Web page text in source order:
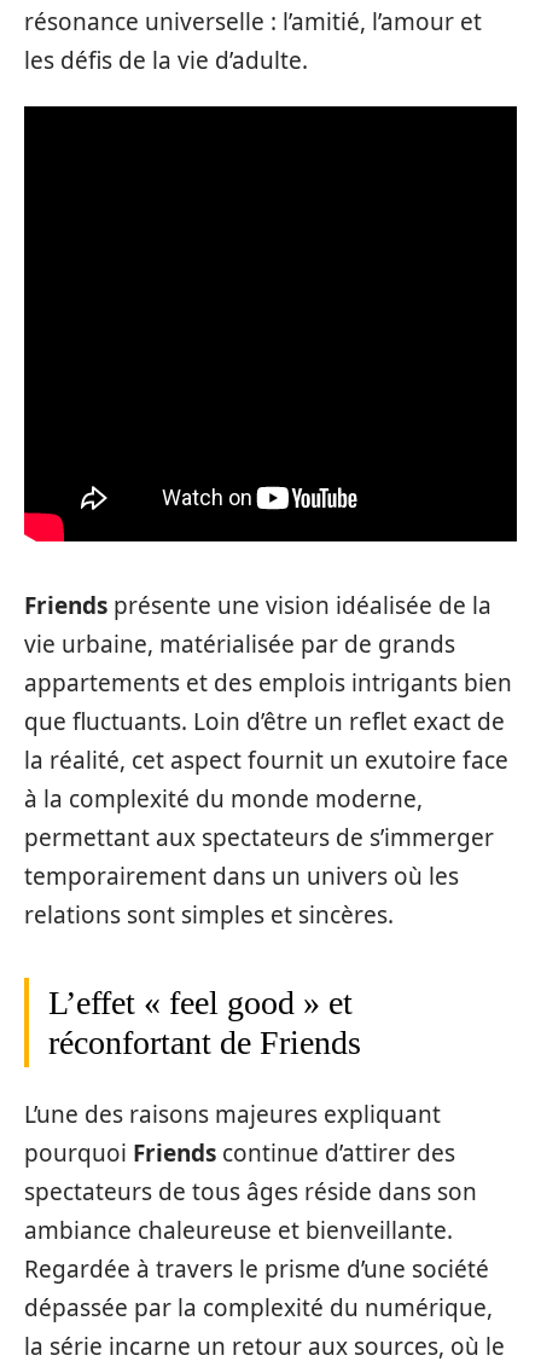
résonance universelle : l’amitié, l’amour et
les défis de la vie d’adulte.
Friends présente une vision idéalisée de la
vie urbaine, matérialisée par de grands
appartements et des emplois intrigants bien
que fluctuants. Loin d’être un reflet exact de
la réalité, cet aspect fournit un exutoire face
à la complexité du monde moderne,
permettant aux spectateurs de s’immerger
temporairement dans un univers où les
relations sont simples et sincères.
L’effet « feel good » et
réconfortant de Friends
L’une des raisons majeures expliquant
pourquoi Friends continue d’attirer des
spectateurs de tous âges réside dans son
ambiance chaleureuse et bienveillante.
Regardée à travers le prisme d’une société
dépassée par la complexité du numérique,
la série incarne un retour aux sources, où le